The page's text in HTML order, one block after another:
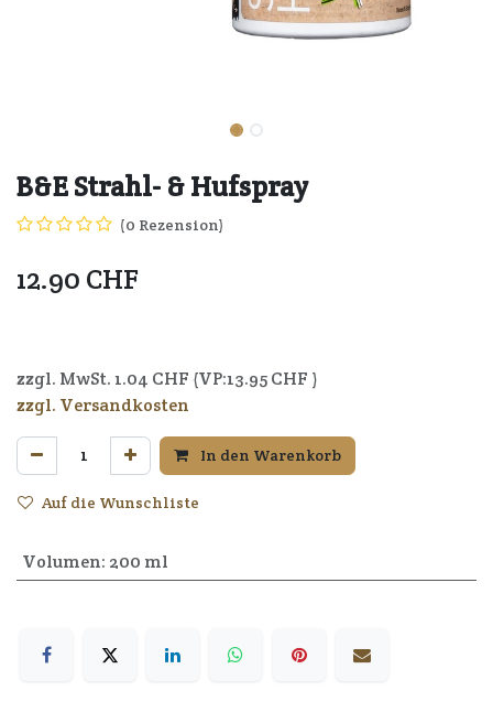
B&E Strahl- & Hufspray
(0 Rezension)
12.90 CHF
zzgl. MwSt. 1.04 CHF (VP:13.95CHF )
zzgl. Versandkosten
In den Warenkorb
Auf die Wunschliste
Volumen: 200 ml